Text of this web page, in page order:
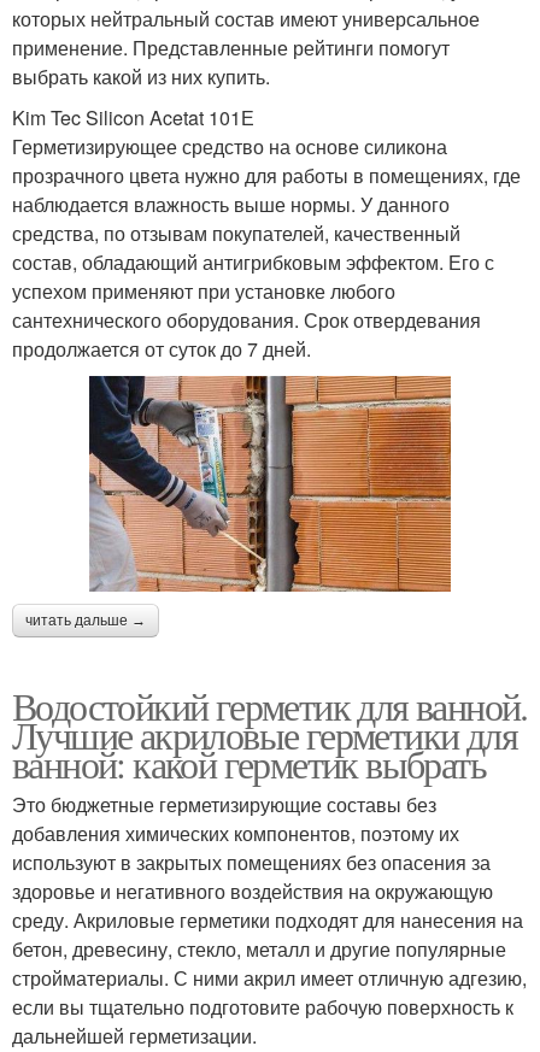
которых нейтральный состав имеют универсальное
применение. Представленные рейтинги помогут
выбрать какой из них купить.
Kim Tec Silicon Acetat 101Е
Герметизирующее средство на основе силикона
прозрачного цвета нужно для работы в помещениях, где
наблюдается влажность выше нормы. У данного
средства, по отзывам покупателей, качественный
состав, обладающий антигрибковым эффектом. Его с
успехом применяют при установке любого
сантехнического оборудования. Срок отвердевания
продолжается от суток до 7 дней.
читать дальше →
Водостойкий герметик для ванной.
Лучшие акриловые герметики для
ванной: какой герметик выбрать
Это бюджетные герметизирующие составы без
добавления химических компонентов, поэтому их
используют в закрытых помещениях без опасения за
здоровье и негативного воздействия на окружающую
среду. Акриловые герметики подходят для нанесения на
бетон, древесину, стекло, металл и другие популярные
стройматериалы. С ними акрил имеет отличную адгезию,
если вы тщательно подготовите рабочую поверхность к
дальнейшей герметизации.